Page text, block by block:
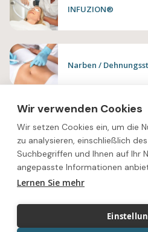
Wir verwenden Cookies
Wir setzen Cookies ein, um die
zu analysieren, einschließlich
Suchbegriffen und Ihnen auf Ihr
angepasste Informationen
Lernen Sie mehr
INFUZION®
Narben /